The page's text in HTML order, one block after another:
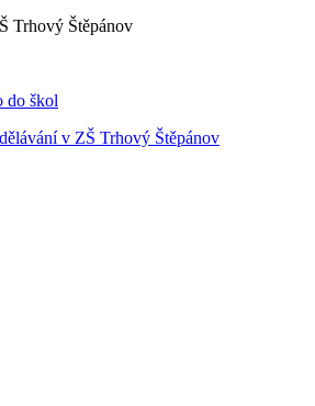
Trhový Štěpánov
do škol
v ZŠ Trhový Štěpánov